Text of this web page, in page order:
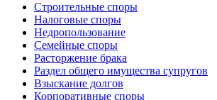
Строительные споры
Налоговые споры
Недропользование
Семейные споры
Расторжение брака
Раздел общего имущества супругов
Взыскание долгов
Корпоративные споры